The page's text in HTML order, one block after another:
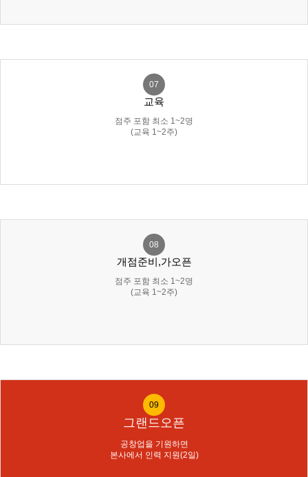
07
교육
점주 포함 최소 1~2명
(교육 1~2주)
08
개점준비,가오픈
점주 포함 최소 1~2명
(교육 1~2주)
09
그랜드오픈
공창업을 기원하면
본사에서 인력 지원(2일)